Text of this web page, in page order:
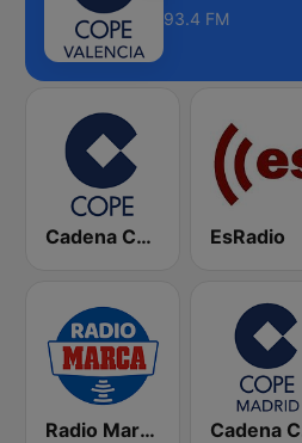
93.4 FM
Cadena COPE EsRadio
Radio Marca Nacional